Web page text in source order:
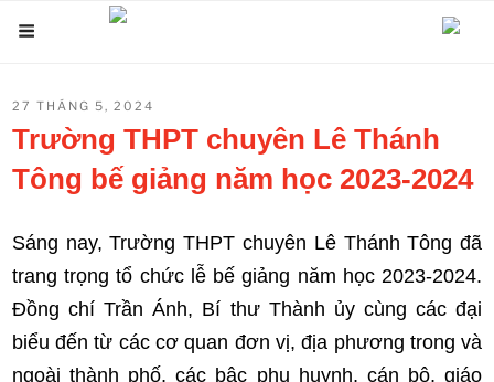
nội
dung
ĐĂNG
27 THÁNG 5, 2024
Trường THPT chuyên Lê Thánh
Tông bế giảng năm học 2023-2024
Sáng nay, Trường THPT chuyên Lê Thánh Tông đã
trang trọng tổ chức lễ bế giảng năm học 2023-2024.
Đồng chí Trần Ánh, Bí thư Thành ủy cùng các đại
biểu đến từ các cơ quan đơn vị, địa phương trong và
ngoài thành phố, các bậc phụ huynh, cán bộ, giáo